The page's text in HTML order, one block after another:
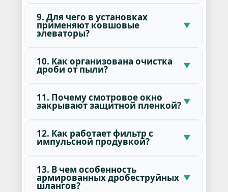
9. Для чего в установках
применяют ковшовые
элеваторы?
10. Как организована очистка
дроби от пыли?
11. Почему смотровое окно
закрывают защитной пленкой?
12. Как работает фильтр с
импульсной продувкой?
13. В чем особенность
армированных дробеструйных
шлангов?